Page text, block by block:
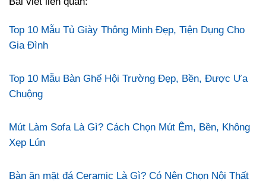
Top 10 Mẫu Tủ Giày Thông Minh Đẹp, Tiện Dụng Cho
Gia Đình
Top 10 Mẫu Bàn Ghế Hội Trường Đẹp, Bền, Được Ưa
Chuộng
Mút Làm Sofa Là Gì? Cách Chọn Mút Êm, Bền, Không
Xẹp Lún
Bàn ăn mặt đá Ceramic Là Gì? Có Nên Chọn Nội Thất